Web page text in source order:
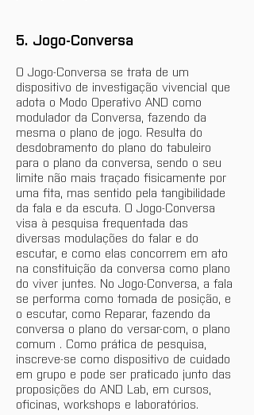
5. Jogo-Conversa
O Jogo-Conversa se trata de um
dispositivo de investigação vivencial que
adota o Modo Operativo AND como
modulador da Conversa, fazendo da
mesma o plano de jogo. Resulta do
desdobramento do plano do tabuleiro
para o plano da conversa, sendo o seu
limite não mais traçado fisicamente por
uma fita, mas sentido pela tangibilidade
da fala e da escuta. O Jogo-Conversa
visa à pesquisa frequentada das
diversas modulações do falar e do
escutar, e como elas concorrem em ato
na constituição da conversa como plano
do viver juntes. No Jogo-Conversa, a fala
se performa como tomada de posição, e
o escutar, como Reparar, fazendo da
conversa o plano do versar-com, o plano
comum . Como prática de pesquisa,
inscreve-se como dispositivo de cuidado
em grupo e pode ser praticado junto das
proposições do AND Lab, em cursos,
oficinas, workshops e laboratórios.